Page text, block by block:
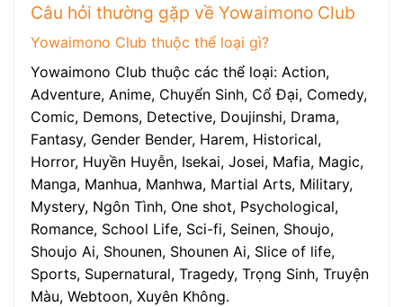
Câu hỏi thường gặp về Yowaimono Club
Yowaimono Club thuộc thể loại gì?
Yowaimono Club thuộc các thể loại: Action,
Adventure, Anime, Chuyển Sinh, Cổ Đại, Comedy,
Comic, Demons, Detective, Doujinshi, Drama,
Fantasy, Gender Bender, Harem, Historical,
Horror, Huyền Huyễn, Isekai, Josei, Mafia, Magic,
Manga, Manhua, Manhwa, Martial Arts, Military,
Mystery, Ngôn Tình, One shot, Psychological,
Romance, School Life, Sci-fi, Seinen, Shoujo,
Shoujo Ai, Shounen, Shounen Ai, Slice of life,
Sports, Supernatural, Tragedy, Trọng Sinh, Truyện
Màu, Webtoon, Xuyên Không.